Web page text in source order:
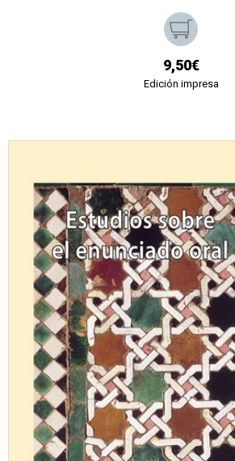
9,50€
Edición impresa